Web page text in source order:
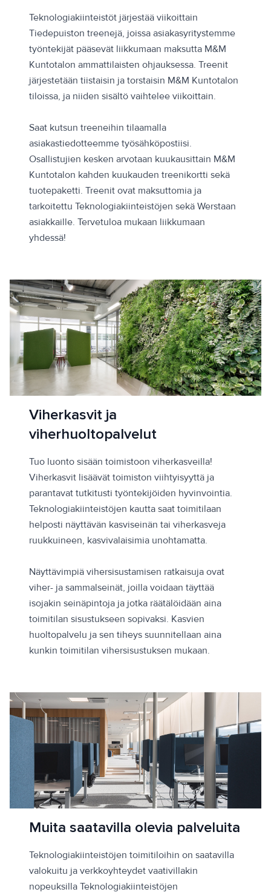
Teknologiakiinteistöt järjestää viikoittain
Tiedepuiston treenejä, joissa asiakasyritystemme
työntekijät pääsevät liikkumaan maksutta M&M
Kuntotalon ammattilaisten ohjauksessa. Treenit
järjestetään tiistaisin ja torstaisin M&M Kuntotalon
tiloissa, ja niiden sisältö vaihtelee viikoittain.
Saat kutsun treeneihin tilaamalla
asiakastiedotteemme työsähköpostiisi.
Osallistujien kesken arvotaan kuukausittain M&M
Kuntotalon kahden kuukauden treenikortti sekä
tuotepaketti. Treenit ovat maksuttomia ja
tarkoitettu Teknologiakiinteistöjen sekä Werstaan
asiakkaille. Tervetuloa mukaan liikkumaan
yhdessä!
Viherkasvit ja
viherhuoltopalvelut
Tuo luonto sisään toimistoon viherkasveilla!
Viherkasvit lisäävät toimiston viihtyisyyttä ja
parantavat tutkitusti työntekijöiden hyvinvointia.
Teknologiakiinteistöjen kautta saat toimitilaan
helposti näyttävän kasviseinän tai viherkasveja
ruukkuineen, kasvivalaisimia unohtamatta.
Näyttävimpiä vihersisustamisen ratkaisuja ovat
viher- ja sammalseinät, joilla voidaan täyttää
isojakin seinäpintoja ja jotka räätälöidään aina
toimitilan sisustukseen sopivaksi. Kasvien
huoltopalvelu ja sen tiheys suunnitellaan aina
kunkin toimitilan vihersisustuksen mukaan.
Muita saatavilla olevia palveluita
Teknologiakiinteistöjen toimitiloihin on saatavilla
valokuitu ja verkkoyhteydet vaativillakin
nopeuksilla Teknologiakiinteistöjen